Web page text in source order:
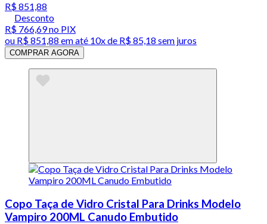
R$ 851,88
Desconto
R$ 766,69no PIX
ou R$ 851,88 em até 10x de R$ 85,18 sem juros
COMPRAR AGORA
Copo Taça de Vidro Cristal Para Drinks Modelo
Vampiro 200ML Canudo Embutido